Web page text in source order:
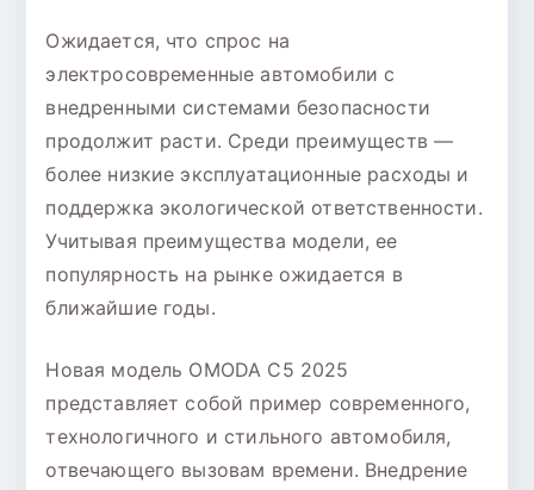
Ожидается, что спрос на
электросовременные автомобили с
внедренными системами безопасности
продолжит расти. Среди преимуществ —
более низкие эксплуатационные расходы и
поддержка экологической ответственности.
Учитывая преимущества модели, ее
популярность на рынке ожидается в
ближайшие годы.
Новая модель OMODA C5 2025
представляет собой пример современного,
технологичного и стильного автомобиля,
отвечающего вызовам времени. Внедрение